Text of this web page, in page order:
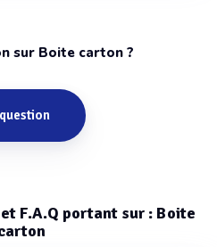
sur Boite carton ?
F.A.Q portant sur : Boite